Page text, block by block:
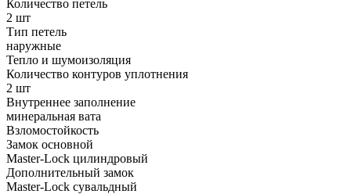
Количество петель
2 шт
Тип петель
наружные
Тепло и шумоизоляция
Количество контуров уплотнения
2 шт
Внутреннее заполнение
минеральная вата
Взломостойкость
Замок основной
Master-Lock цилиндровый
Дополнительный замок
Master-Lock сувальдный